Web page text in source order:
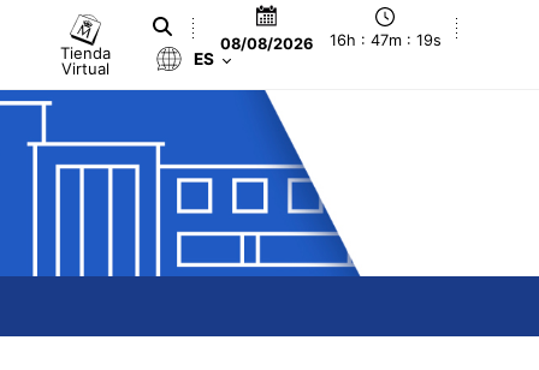
Tienda
Virtual
08/08/2026 16h : 47m : 20s
ES